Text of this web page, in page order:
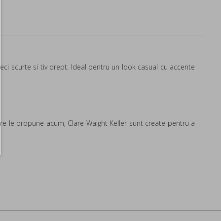
scurte si tiv drept. Ideal pentru un look casual cu accente
le propune acum, Clare Waight Keller sunt create pentru a